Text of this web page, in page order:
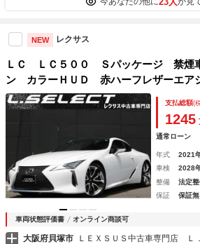
NEW レクサス
ＬＣ ＬＣ５００ Ｓパッケージ 禁煙
ン カラーＨＵＤ 赤ハーフレザーエア
ー セーフティーシステムプラス クル
シート カーボンルーフ ＢＳＭ 三眼
支払総額(
1245
通常ローン
年式 2021
車検
2028
整備
法定
保証
保証無
車両状態評価書 オンライン商談可
大阪府貝塚市 ＬＥＸＳＵＳ中古車専門店 Ｌ